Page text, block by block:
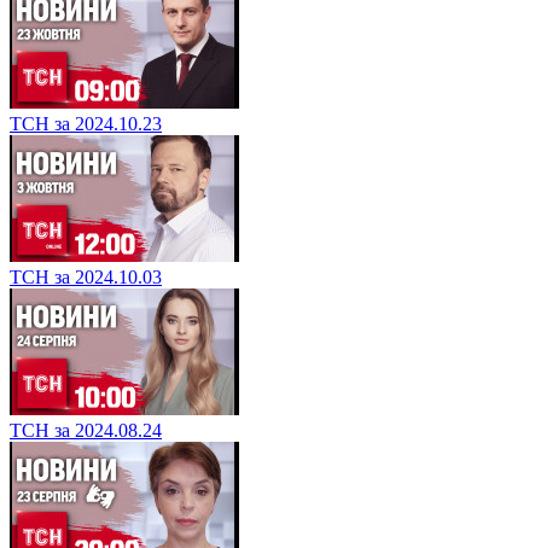
ТСН за 2024.10.23
ТСН за 2024.10.03
ТСН за 2024.08.24